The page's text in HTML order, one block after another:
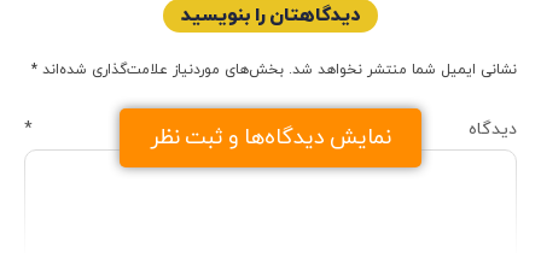
نمایش دیدگاه‌ها و ثبت نظر
دیدگاهتان را بنویسید
نشانی ایمیل شما منتشر نخواهد شد. بخش‌های موردنیاز علامت‌گذاری شده‌اند *
دیدگاه *